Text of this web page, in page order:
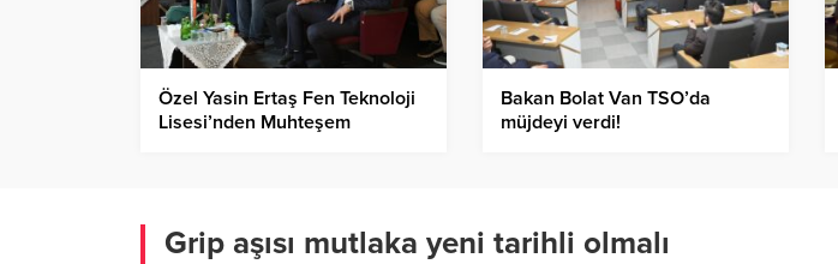
Özel Yasin Ertaş Fen Teknoloji
Lisesi’nden Muhteşem
Bakan Bolat Van TSO’da
müjdeyi verdi!
Grip aşısı mutlaka yeni tarihli olmalı